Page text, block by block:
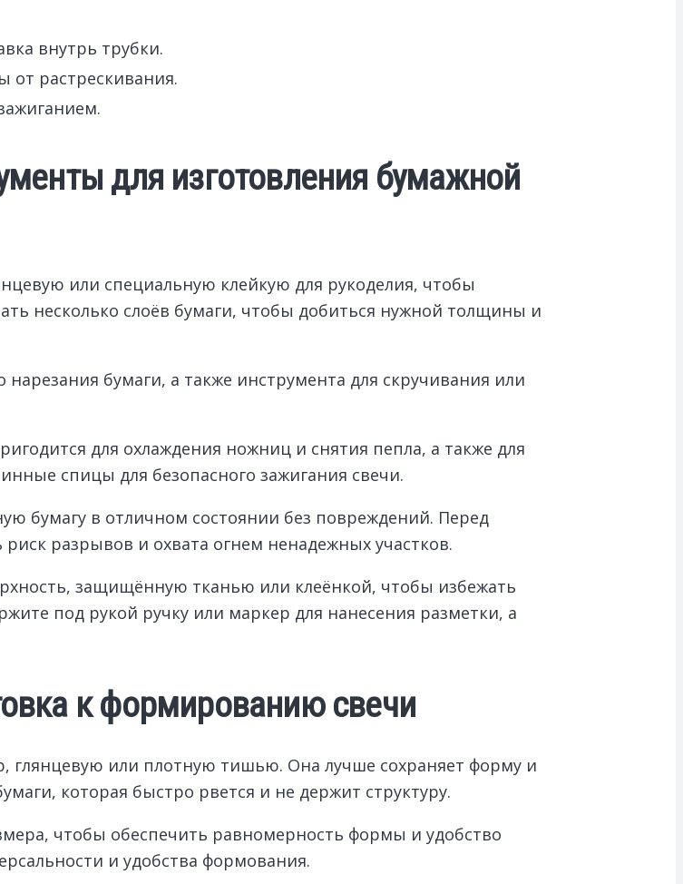
внутрь трубки.
от растрескивания.
для изготовления бумажной
или специальную клейкую для рукоделия, чтобы
несколько слоёв бумаги, чтобы добиться нужной толщины и
бумаги, а также инструмента для скручивания или
для охлаждения ножниц и снятия пепла, а также для
спицы для безопасного зажигания свечи.
бумагу в отличном состоянии без повреждений. Перед
разрывов и охвата огнем ненадежных участков.
защищённую тканью или клеёнкой, чтобы избежать
под рукой ручку или маркер для нанесения разметки, а
к формированию свечи
глянцевую или плотную тишью. Она лучше сохраняет форму и
которая быстро рвется и не держит структуру.
чтобы обеспечить равномерность формы и удобство
и удобства формования.